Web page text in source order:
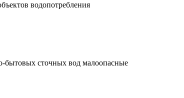
водопотребления
бытовых сточных вод малоопасные